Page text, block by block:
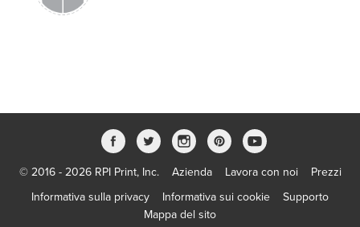
© 2016 - 2026 RPI Print, Inc. Azienda Lavora con noi
Prezzi
Informativa sulla privacy
Informativa sui cookie
Supporto
Mappa del sito